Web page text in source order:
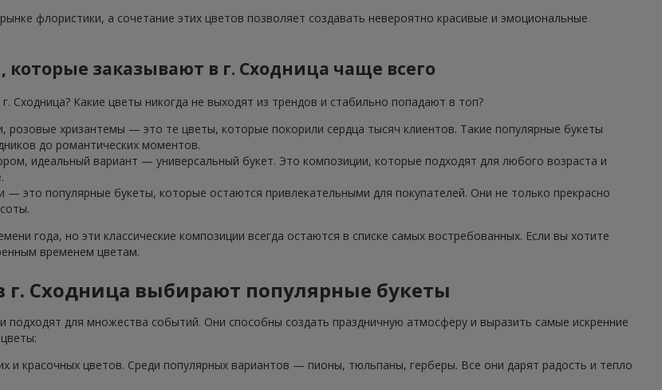
флористики, а сочетание этих цветов позволяет создавать невероятно красивые и эмоциональные
заказывают в г. Сходница чаще всего
Какие цветы никогда не выходят из трендов и стабильно попадают в топ?
розовые хризантемы — это те цветы, которые покорили сердца тысяч клиентов. Такие популярные букеты
до романтических моментов.
идеальный вариант — универсальный букет. Это композиции, которые подходят для любого возраста и
это популярные букеты, которые остаются привлекательными для покупателей. Они не только прекрасно
года, но эти классические композиции всегда остаются в списке самых востребованных. Если вы хотите
временем цветам.
г. Сходница выбирают популярные букеты
для множества событий. Они способны создать праздничную атмосферу и выразить самые искренние
и красочных цветов. Среди популярных вариантов — пионы, тюльпаны, герберы. Все они дарят радость и тепло